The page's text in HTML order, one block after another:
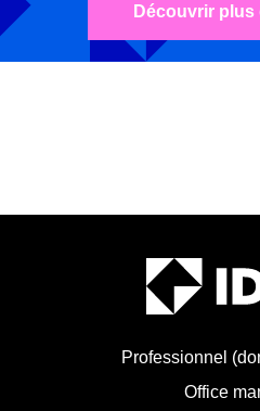
Découvrir
Professionnel
Office